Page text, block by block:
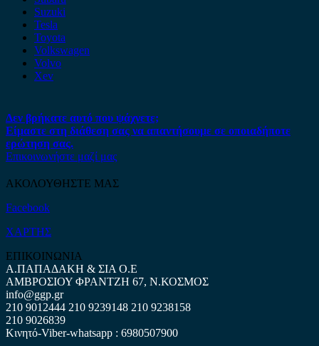
Suzuki
Tesla
Toyota
Volkswagen
Volvo
Xev
Δεν βρήκατε αυτό που ψάχνετε;
Είμαστε στη διάθεση σας να απαντήσουμε σε οποιαδήποτε
ερώτηση σας.
Επικοινωνήστε μαζί μας
ΑΚΟΛΟΥΘΗΣΤΕ ΜΑΣ
Facebook
ΧΑΡΤΗΣ
ΕΠΙΚΟΙΝΩΝΙΑ
Α.ΠΑΠΑΔΑΚΗ & ΣΙΑ Ο.Ε
ΑΜΒΡΟΣΙΟΥ ΦΡΑΝΤΖΗ 67, Ν.ΚΟΣΜΟΣ
info@ggp.gr
210 9012444 210 9239148 210 9238158
210 9026839
Κινητό-Viber-whatsapp : 6980507900